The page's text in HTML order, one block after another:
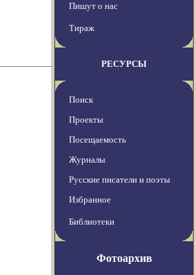
Пишут о нас
Тираж
РЕСУРСЫ
Поиск
Проекты
Посещаемость
Журналы
Русские писатели и поэты
Избранное
Библиотеки
Фотоархив